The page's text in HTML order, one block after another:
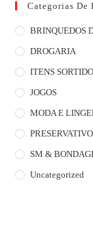
Categorias De
BRINQUEDOS
DROGARIA
ITENS
JOGOS
MODA E
SM &
Uncategorized